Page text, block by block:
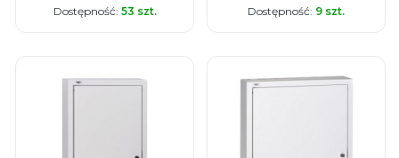
Dostępność: 53 szt. Dostępność: 9 szt.